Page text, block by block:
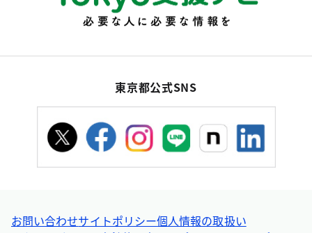
東京都公式SNS
お問い合わせサイトポリシー個人情報の取扱い